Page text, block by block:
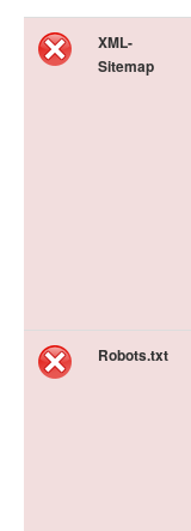
XML-
Sitemap
Robots.txt